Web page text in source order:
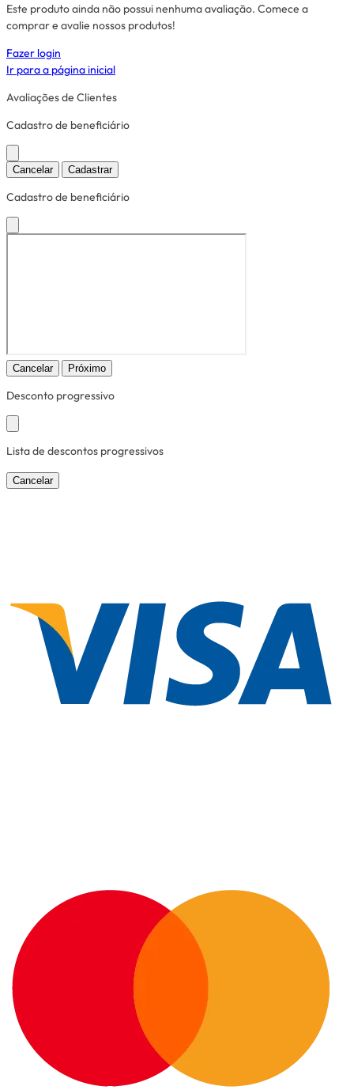
Este produto ainda não possui nenhuma avaliação. Comece a
comprar e avalie nossos produtos!
Fazer login
Ir para a página inicial
Avaliações de Clientes
Cadastro de beneficiário
Cancelar Cadastrar
Cadastro de beneficiário
Cancelar Próximo
Desconto progressivo
Lista de descontos progressivos
Cancelar